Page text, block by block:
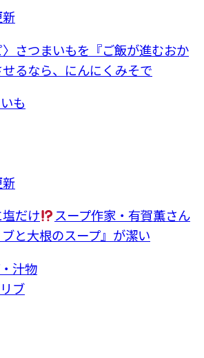
〉さつまいもを『ご飯が進むおか
るなら、にんにくみそで
も
だけ
スープ作家・有賀薫さん
と大根のスープ』が潔い
汁物
ブ